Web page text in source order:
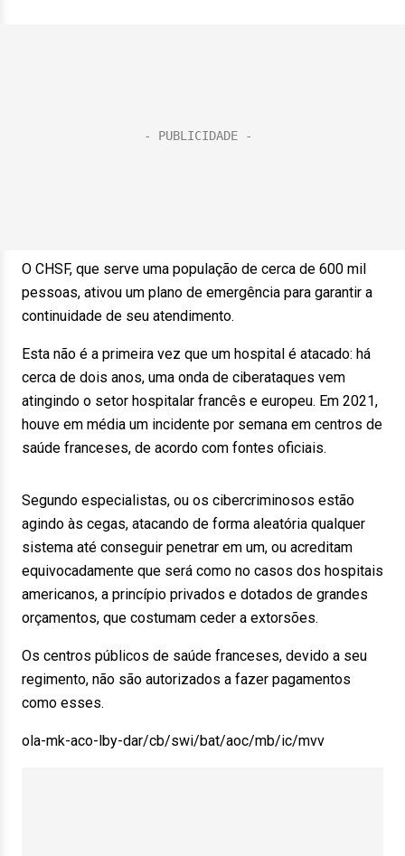
O CHSF, que serve uma população de cerca de 600 mil
pessoas, ativou um plano de emergência para garantir a
continuidade de seu atendimento.
Esta não é a primeira vez que um hospital é atacado: há
cerca de dois anos, uma onda de ciberataques vem
atingindo o setor hospitalar francês e europeu. Em 2021,
houve em média um incidente por semana em centros de
saúde franceses, de acordo com fontes oficiais.
Segundo especialistas, ou os cibercriminosos estão
agindo às cegas, atacando de forma aleatória qualquer
sistema até conseguir penetrar em um, ou acreditam
equivocadamente que será como no casos dos hospitais
americanos, a princípio privados e dotados de grandes
orçamentos, que costumam ceder a extorsões.
Os centros públicos de saúde franceses, devido a seu
regimento, não são autorizados a fazer pagamentos
como esses.
ola-mk-aco-lby-dar/cb/swi/bat/aoc/mb/ic/mvv